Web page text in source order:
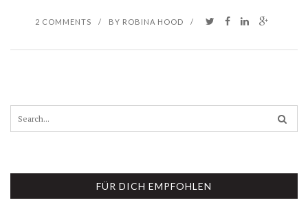
2 COMMENTS / BY ROBINA HOOD /
h
o
FÜR DICH EMPFOHLEN